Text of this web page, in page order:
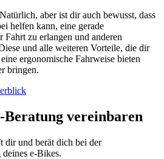
Natürlich, aber ist dir auch bewusst, dass
helfen kann, eine gerade
zu erlangen und anderen
und alle weiteren Vorteile, die dir
ergonomische Fahrweise bieten
bringen.
vereinbaren
und berät dich bei der
e-Bikes.